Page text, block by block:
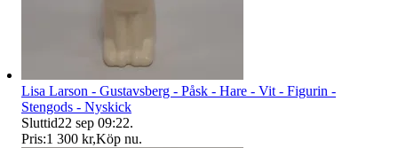
Lisa Larson - Gustavsberg - Påsk - Hare - Vit - Figurin -
Stengods - Nyskick
Sluttid22 sep 09:22.
Pris:1 300 kr,Köp nu.